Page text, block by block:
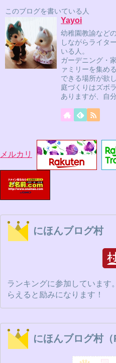
このブログを書いている人
Yayoi
幼稚園教諭など
しながらライタ
いる人。
ガーデニング・
ァミリーを集め
できる場所が欲
庭づくりはズボ
ありますが、自
メルカリ
にほんブログ村
ランキングに参加しています
らえると励みになります！
にほんブログ村（